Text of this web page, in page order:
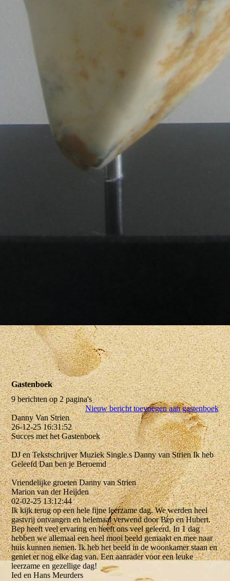
Gastenboek
9 berichten op 2 pagina's
Nieuw bericht toevoegen aan gastenboek
Danny Van Strien
26-12-25 16:31:52
Succes met het Gastenboek
DJ en Tekstschrijver Muziek Single.s Danny van Strien Ik heb
Geleefd Dan ben je Beroemd
Vriendelijke groeten Danny van Strien
Marion van der Heijden
02-02-25 13:12:44
Ik kijk terug op een hele fijne leerzame dag. We werden heel
gastvrij ontvangen en helemaal verwend door Bep en Hubert.
Bep heeft veel ervaring en heeft ons veel geleerd. In 1 dag
hebben we allemaal een heel mooi beeld gemaakt en mee naar
huis kunnen nemen. Ik heb het beeld in de woonkamer staan en
geniet er nog elke dag van. Een aanrader voor een leuke
leerzame en gezellige dag!
Ied en Hans Meurders